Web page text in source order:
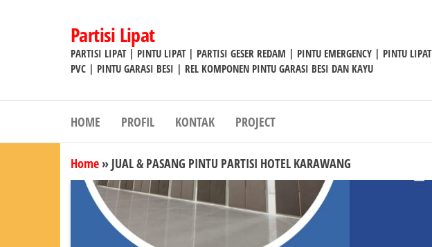
Partisi Lipat
PARTISI LIPAT | PINTU LIPAT | PARTISI GESER REDAM | PINTU EMERGENCY | PINTU LIPAT
PVC | PINTU GARASI BESI | REL KOMPONEN PINTU GARASI BESI DAN KAYU
HOME PROFIL KONTAK PROJECT
Home » JUAL & PASANG PINTU PARTISI HOTEL KARAWANG